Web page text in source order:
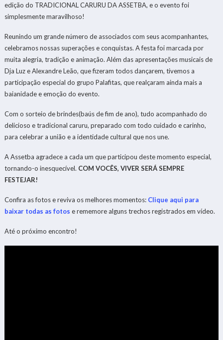
edição do TRADICIONAL CARURU DA ASSETBA, e o evento foi
simplesmente maravilhoso!
Reunindo um grande número de associados com seus acompanhantes,
celebramos nossas superações e conquistas. A festa foi marcada por
muita alegria, tradição e animação. Além das apresentações musicais de
Dja Luz e Alexandre Leão, que fizeram todos dançarem, tivemos a
participação especial do grupo Palafitas, que realçaram ainda mais a
baianidade e emoção do evento.
Com o sorteio de brindes(baús de fim de ano), tudo acompanhado do
delicioso e tradicional caruru, preparado com todo cuidado e carinho,
para celebrar a união e a identidade cultural que nos une.
A Assetba agradece a cada um que participou deste momento especial,
tornando-o inesquecível. COM VOCÊS, VIVER SERÁ SEMPRE
FESTEJAR!
Confira as fotos e reviva os melhores momentos: Clique aqui para
baixar todas as fotos e rememore alguns trechos registrados em vídeo.
Até o próximo encontro!